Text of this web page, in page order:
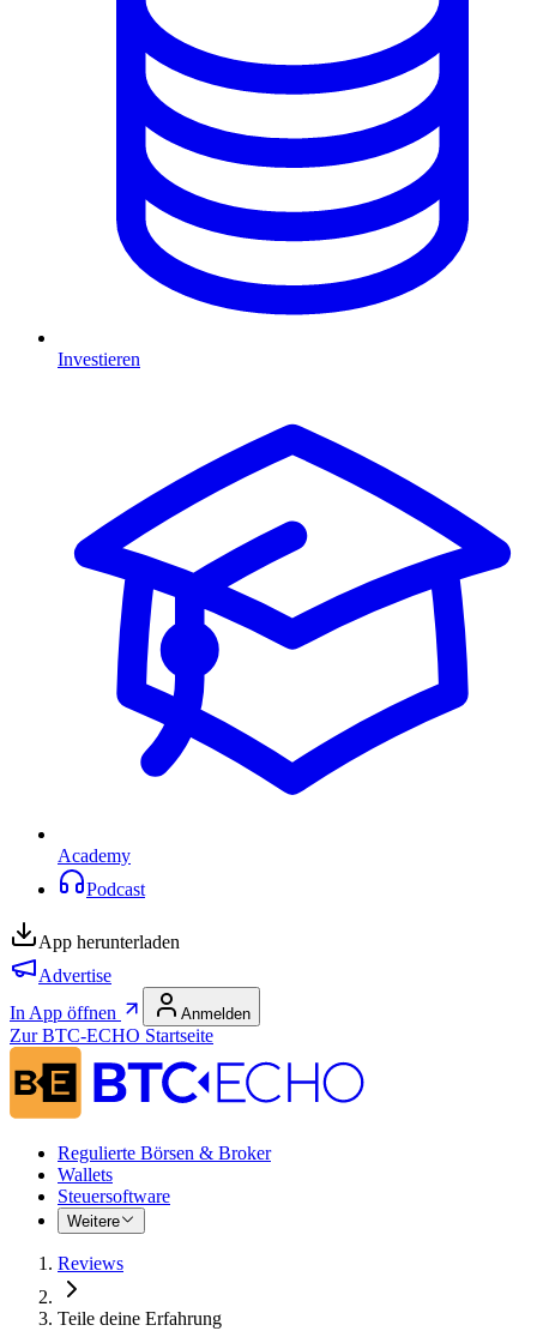
Investieren
Academy
Podcast
App herunterladen
Advertise
In App öffnen
Anmelden
Zur BTC-ECHO Startseite
Regulierte Börsen & Broker
Wallets
Steuersoftware
Weitere
Reviews
Teile deine Erfahrung